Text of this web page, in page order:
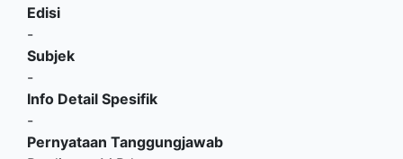
Edisi
-
Subjek
-
Info Detail Spesifik
-
Pernyataan Tanggungjawab